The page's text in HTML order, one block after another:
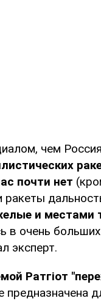
чем
почти нет
ракеты
и местами
в очень
эксперт.
Ратгіот